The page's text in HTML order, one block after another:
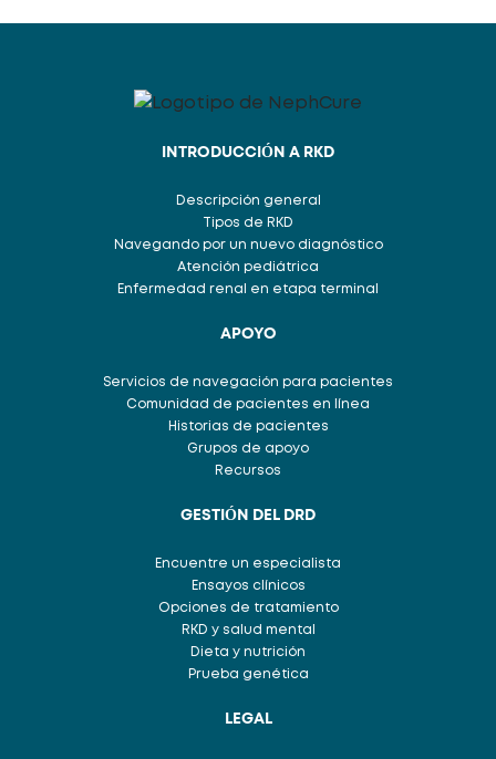
INTRODUCCIÓN A RKD
Descripción general
Tipos de RKD
Navegando por un nuevo diagnóstico
Atención pediátrica
Enfermedad renal en etapa terminal
APOYO
Servicios de navegación para pacientes
Comunidad de pacientes en línea
Historias de pacientes
Grupos de apoyo
Recursos
GESTIÓN DEL DRD
Encuentre un especialista
Ensayos clínicos
Opciones de tratamiento
RKD y salud mental
Dieta y nutrición
Prueba genética
LEGAL